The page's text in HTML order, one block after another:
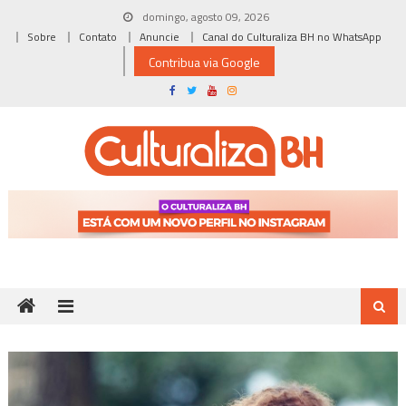
domingo, agosto 09, 2026
Sobre
Contato Anuncie Canal do Culturaliza BH no WhatsApp
Contribua via Google